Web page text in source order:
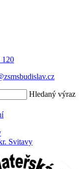
120
Hledaný výraz
Svitavy